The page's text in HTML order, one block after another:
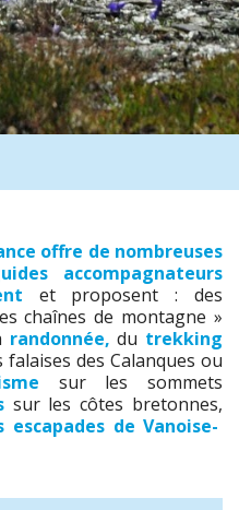
offre de nombreuses
accompagnateurs
et proposent : des
chaînes de montagne »
randonnée, du trekking
falaises des Calanques ou
sur les sommets
sur les côtes bretonnes,
de Vanoise-